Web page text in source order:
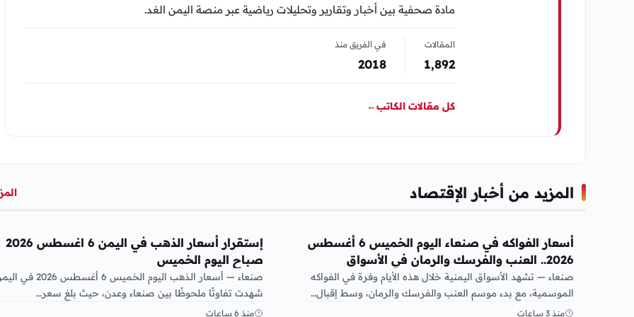
مادة صحفية بين أخبار وتقارير وتحليلات رياضية عبر منصة اليمن الغد.
المقالات
1٬892
في الفريق منذ
2018
كل مقالات الكاتب←
المزيد من أخبار الإقتصاد
أسعار الفواكه في صنعاء اليوم الخميس 6 أغسطس
2026.. العنب والفرسك والرمان في الأسواق
صنعاء — تشهد الأسواق اليمنية خلال هذه الأيام وفرة في الفواكه
الموسمية، مع بدء موسم العنب والفرسك والرمان، وسط إقبال…
منذ 3 ساعات
إستقرار أسعار الذهب في اليمن 6 اغسطس 2026
صباح اليوم الخميس
صنعاء — أسعار الذهب اليوم الخميس 6 أغسطس
شهدت تفاوتًا ملحوظًا بين صنعاء وعدن، حيث بلغ سعر…
منذ 6 ساعات